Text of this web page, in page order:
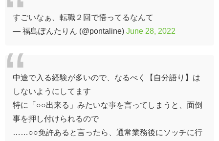
すごいなぁ、転職２回で悟ってるなんて
— 福島ぽんたりん (@pontaline) June 28, 2022
中途で入る経験が多いので、なるべく【自分語り】は
しないようにしてます
特に「○○出来る」みたいな事を言ってしまうと、面倒
事を押し付けられるので
……○○免許あると言ったら、通常業務後にソッチに行